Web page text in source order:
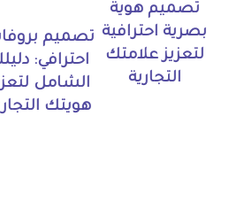
تصميم هوية
بصرية احترافية
لتعزيز علامتك
التجارية
تصميم
احترافي:
الشامل
هويتك